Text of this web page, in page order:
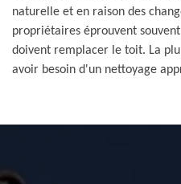
naturelle et en raison des
propriétaires éprouvent
doivent remplacer le toit. La
avoir besoin d'un nettoyage